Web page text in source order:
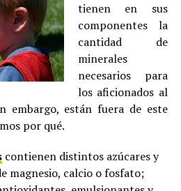
tienen en sus
componentes la
cantidad de
minerales
necesarios para
los aficionados al
embargo, están fuera de este
por qué.
contienen distintos azúcares y
magnesio, calcio o fosfato;